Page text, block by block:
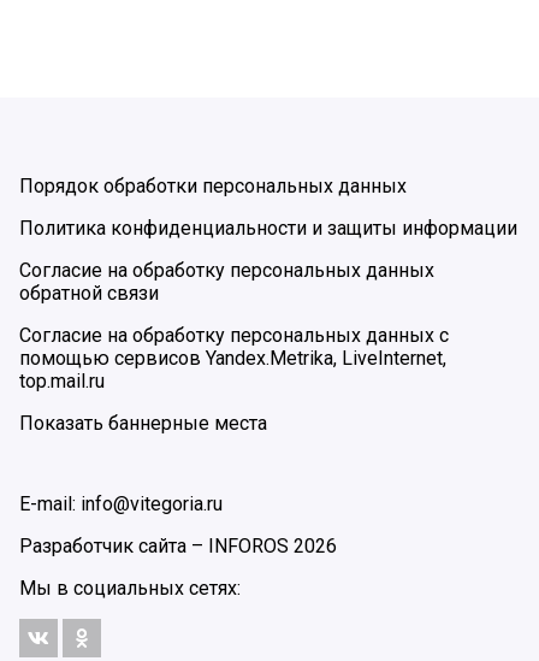
Порядок обработки персональных данных
Политика конфиденциальности и защиты информации
Согласие на обработку персональных данных
обратной связи
Согласие на обработку персональных данных с
помощью сервисов Yandex.Metrika, LiveInternet,
top.mail.ru
Показать баннерные места
E-mail: info@vitegoria.ru
Разработчик сайта – INFOROS 2026
Мы в социальных сетях: